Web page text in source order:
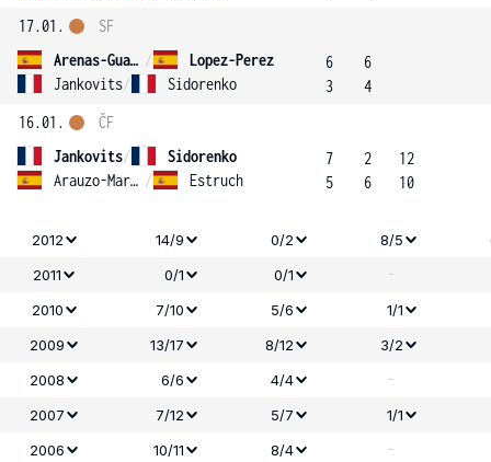
17.01.
Arenas-Gualda /
Lopez-Perez
Jankovits/ Sidorenko
SF
6
3
6
4
16.01.
Jankovits/
Sidorenko
Arauzo-Martinez / Estruch
ČF
7
5
2
6
12
10
2012 14/9 0/2 8/5
2011
0/1 0/1 -
2010 7/10 5/6
1/1
2009
13/17 8/12 3/2
2008
6/6 4/4 -
2007
7/12 5/7
1/1
2006
10/11 8/4 -